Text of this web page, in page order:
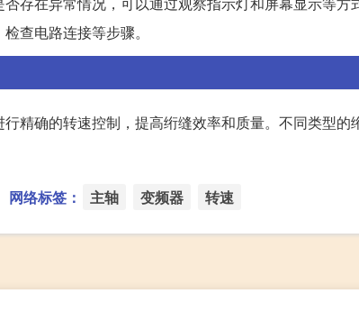
查电路连接等步骤。
精确的转速控制，提高绗缝效率和质量。不同类型的
网络标签： 主轴 变频器 转速